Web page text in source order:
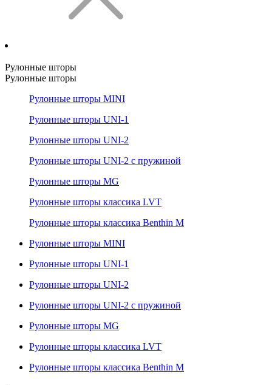
Рулонные шторы
Рулонные шторы
Рулонные шторы MINI
Рулонные шторы UNI-1
Рулонные шторы UNI-2
Рулонные шторы UNI-2 с пружиной
Рулонные шторы MG
Рулонные шторы классика LVT
Рулонные шторы классика Benthin M
Рулонные шторы MINI
Рулонные шторы UNI-1
Рулонные шторы UNI-2
Рулонные шторы UNI-2 с пружиной
Рулонные шторы MG
Рулонные шторы классика LVT
Рулонные шторы классика Benthin M